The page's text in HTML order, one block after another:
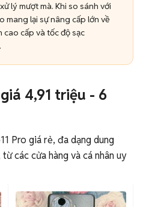
lý mượt mà. Khi so sánh với
mang lại sự nâng cấp lớn về
cao cấp và tốc độ sạc
4,91 triệu - 6
Pro giá rẻ, đa dạng dung
các cửa hàng và cá nhân uy